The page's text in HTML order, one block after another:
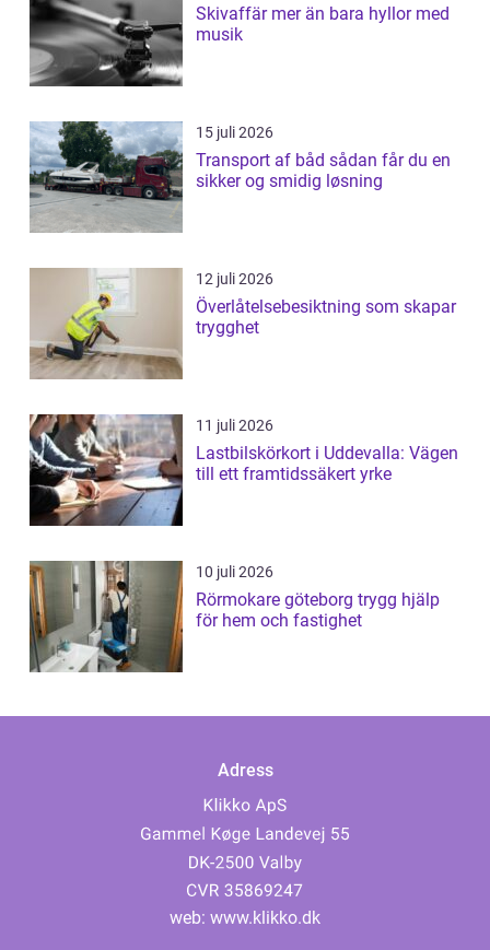
Skivaffär mer än bara hyllor med
musik
15 juli 2026
Transport af båd sådan får du en
sikker og smidig løsning
12 juli 2026
Överlåtelsebesiktning som skapar
trygghet
11 juli 2026
Lastbilskörkort i Uddevalla: Vägen
till ett framtidssäkert yrke
10 juli 2026
Rörmokare göteborg trygg hjälp
för hem och fastighet
Adress
web: www.klikko.dk